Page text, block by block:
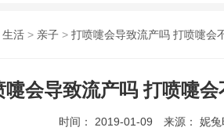
生活 > 亲子 > 打喷嚏会导致流产吗 打喷嚏会
嚏会导致流产吗 打喷嚏
时间： 2019-01-09 来源： 妮